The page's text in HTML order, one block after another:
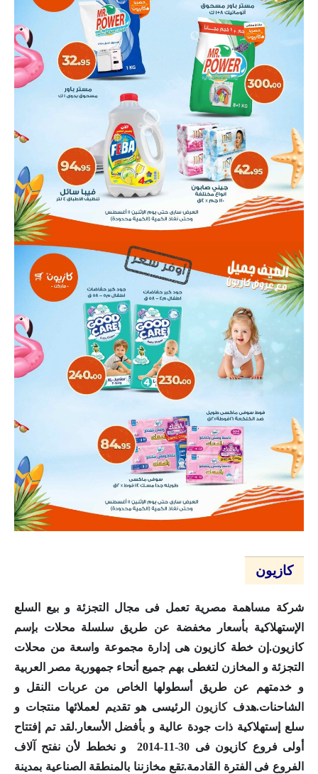
كازيون
شركة مساهمة مصرية تعمل فى مجال التجزئة و بيع السلع
الإستهلاكية بأسعار مخفضة عن طريق سلسلة محلات بإسم
كازيون.إن خطةكازيون هى إدارة مجموعة واسعة من محلات
التجزئة و المخازن لتغطى بهم جميع أنحاء جمهورية مصر العربية
و خدمتهم عن طريق أسطولها الخاص من عربات النقل و
الشاحنات.هدفكازيون الرئيسى هو تقديم لعملائها منتجات و
سلع إستهلاكية ذات جودة عالية و بأفضل الأسعار.لقد تم إفتتاح
أولى فروعكازيون
فى 30-11-2014 و نخطط لأن نفتح آلاف
الفروع فى الفترة القادمة.تقع مخازننا بالمنطقة الصناعية بمدينة